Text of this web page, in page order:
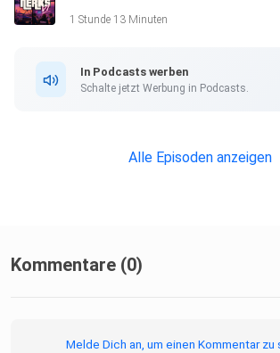
1 Stunde 13 Minuten
In Podcasts werben
Schalte jetzt Werbung in Podcasts.
Alle Episoden anzeigen
Kommentare (0)
Melde Dich an, um einen Kommentar zu